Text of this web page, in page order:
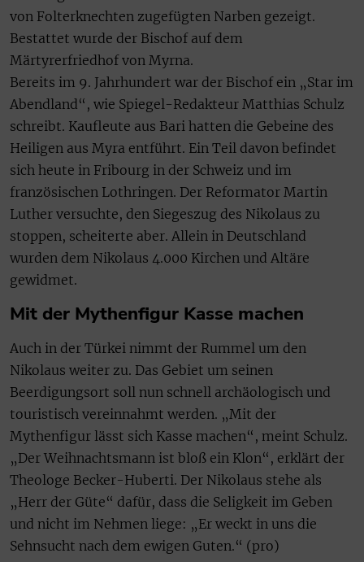
von Folterknechten zugefügten Narben gezeigt.
Bestattet wurde der Bischof auf dem
Märtyrerfriedhof von Myrna.
Bereits im 9. Jahrhundert war der Bischof ein „Star im
Abendland“, wie Spiegel-Redakteur Matthias Schulz
schreibt. Kaufleute aus Bari hatten die Gebeine des
Heiligen aus Myra entführt. Ein Teil davon befindet
sich heute in Fribourg in der Schweiz und im
französischen Lothringen. Der Reformator Martin
Luther versuchte, den Siegeszug des Nikolaus zu
stoppen, scheiterte aber. Allein in Deutschland
wurden dem Nikolaus 4.000 Kirchen und Altäre
gewidmet.
Mit der Mythenfigur Kasse machen
Auch in der Türkei nimmt der Rummel um den
Nikolaus weiter zu. Das Gebiet um seinen
Beerdigungsort soll nun schnell archäologisch und
touristisch vereinnahmt werden. „Mit der
Mythenfigur lässt sich Kasse machen“, meint Schulz.
„Der Weihnachtsmann ist bloß ein Klon“, erklärt der
Theologe Becker-Huberti. Der Nikolaus stehe als
„Herr der Güte“ dafür, dass die Seligkeit im Geben
und nicht im Nehmen liege: „Er weckt in uns die
Sehnsucht nach dem ewigen Guten.“ (pro)